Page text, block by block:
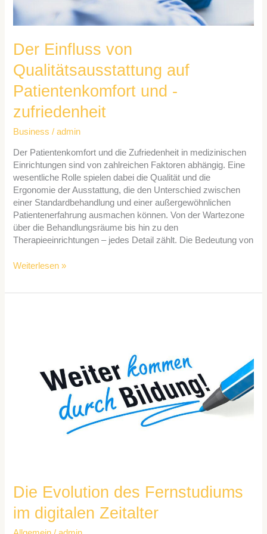
Der Einfluss von
Qualitätsausstattung auf
Patientenkomfort und -
zufriedenheit
Business /admin
Der Patientenkomfort und die Zufriedenheit in medizinischen
Einrichtungen sind von zahlreichen Faktoren abhängig. Eine
wesentliche Rolle spielen dabei die Qualität und die
Ergonomie der Ausstattung, die den Unterschied zwischen
einer Standardbehandlung und einer außergewöhnlichen
Patientenerfahrung ausmachen können. Von der Wartezone
über die Behandlungsräume bis hin zu den
Therapieeinrichtungen – jedes Detail zählt. Die Bedeutung von
Weiterlesen »
Die Evolution des Fernstudiums
im digitalen Zeitalter
digitalen